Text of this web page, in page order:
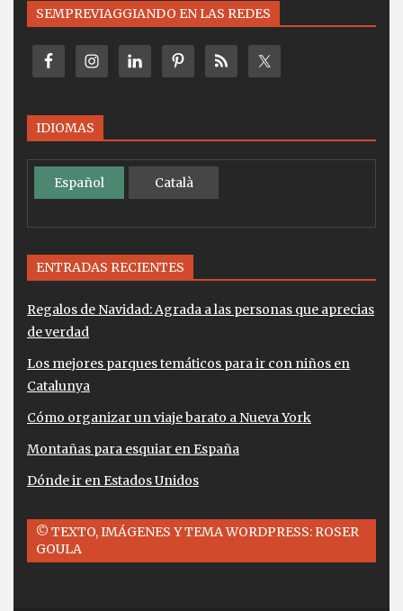
SEMPREVIAGGIANDO EN LAS REDES
IDIOMAS
Español Català
ENTRADAS RECIENTES
Regalos de Navidad: Agrada a las personas que aprecias
de verdad
Los mejores parques temáticos para ir con niños en
Catalunya
Cómo organizar un viaje barato a Nueva York
Montañas para esquiar en España
Dónde ir en Estados Unidos
© TEXTO, IMÁGENES Y TEMA WORDPRESS: ROSER
GOULA